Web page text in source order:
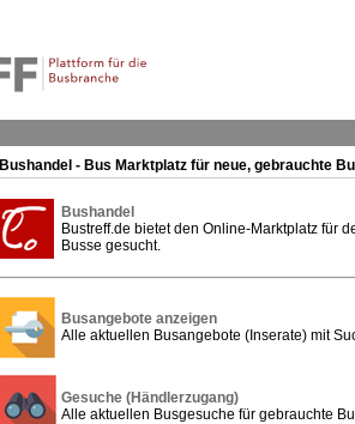
Bushandel - Bus Marktplatz für neue, gebrauchte
Bushandel
Bustreff.de bietet den Online-Marktplatz für
Busse gesucht.
Busangebote anzeigen
Alle aktuellen Busangebote (Inserate) mit
Gesuche (Händlerzugang)
Alle aktuellen Busgesuche für gebrauchte